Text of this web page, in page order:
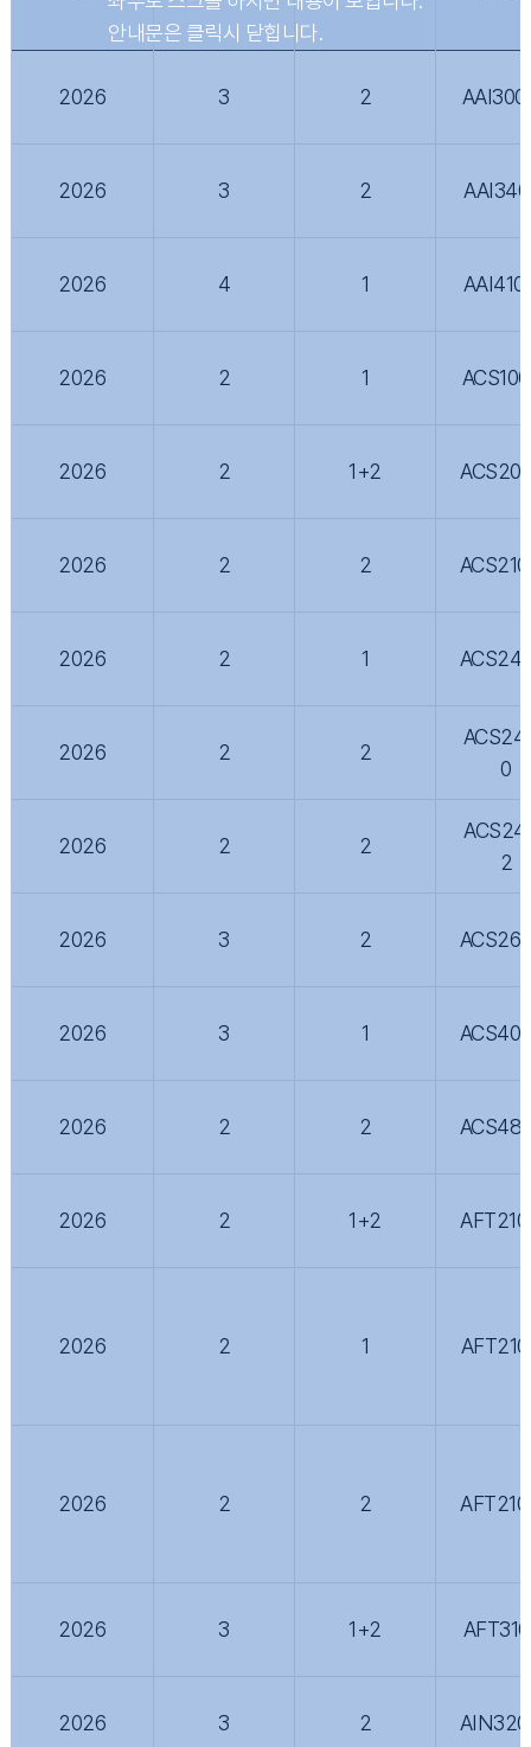
2026 3 2
2026 3 2
2026 4 1
2026 2 1
2026 2 1+2
2026 2 2
2026 2 1
2026 2 2
0
2026 2 2
2
2026 3 2
2026 3 1
2026 2 2
2026 2 1+2
2026 2 1
2026 2 2
2026 3 1+2
2026 3 2